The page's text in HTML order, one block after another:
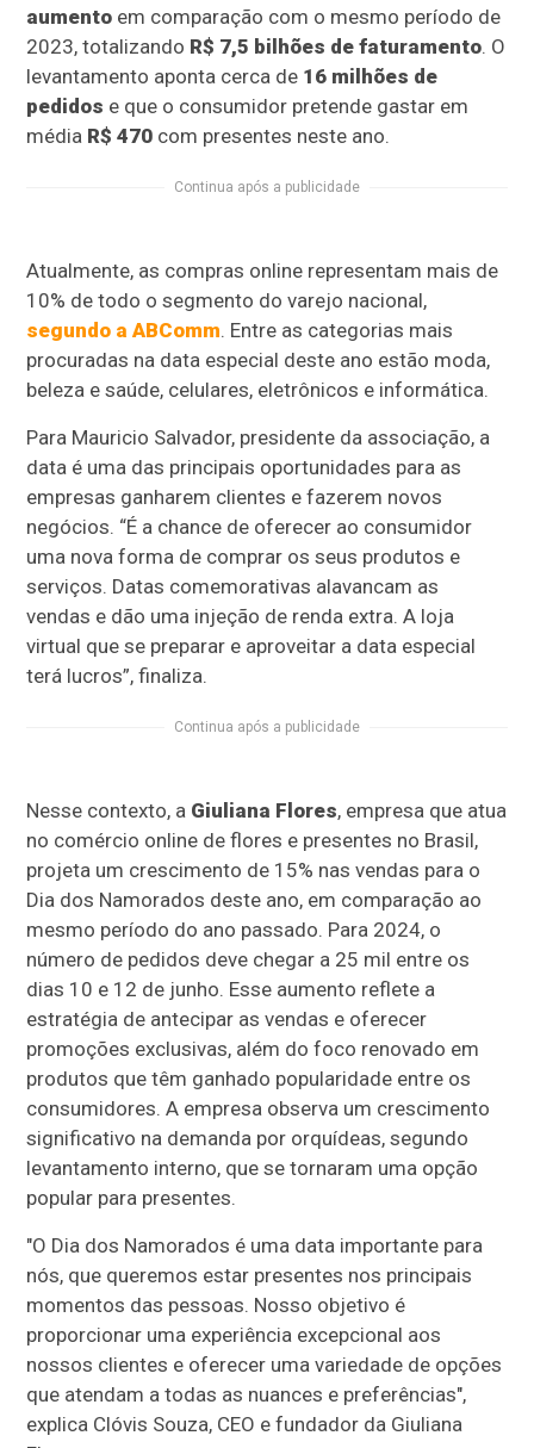
aumento em comparação com o mesmo período de
2023, totalizando R$ 7,5 bilhões de faturamento. O
levantamento aponta cerca de 16 milhões de
pedidos e que o consumidor pretende gastar em
média R$ 470 com presentes neste ano.
Continua após a publicidade
Atualmente, as compras online representam mais de
10% de todo o segmento do varejo nacional,
segundo a ABComm. Entre as categorias mais
procuradas na data especial deste ano estão moda,
beleza e saúde, celulares, eletrônicos e informática.
Para Mauricio Salvador, presidente da associação, a
data é uma das principais oportunidades para as
empresas ganharem clientes e fazerem novos
negócios. “É a chance de oferecer ao consumidor
uma nova forma de comprar os seus produtos e
serviços. Datas comemorativas alavancam as
vendas e dão uma injeção de renda extra. A loja
virtual que se preparar e aproveitar a data especial
terá lucros”, finaliza.
Continua após a publicidade
Nesse contexto, a Giuliana Flores, empresa que atua
no comércio online de flores e presentes no Brasil,
projeta um crescimento de 15% nas vendas para o
Dia dos Namorados deste ano, em comparação ao
mesmo período do ano passado. Para 2024, o
número de pedidos deve chegar a 25 mil entre os
dias 10 e 12 de junho. Esse aumento reflete a
estratégia de antecipar as vendas e oferecer
promoções exclusivas, além do foco renovado em
produtos que têm ganhado popularidade entre os
consumidores. A empresa observa um crescimento
significativo na demanda por orquídeas, segundo
levantamento interno, que se tornaram uma opção
popular para presentes.
"O Dia dos Namorados é uma data importante para
nós, que queremos estar presentes nos principais
momentos das pessoas. Nosso objetivo é
proporcionar uma experiência excepcional aos
nossos clientes e oferecer uma variedade de opções
que atendam a todas as nuances e preferências",
explica Clóvis Souza, CEO e fundador da Giuliana